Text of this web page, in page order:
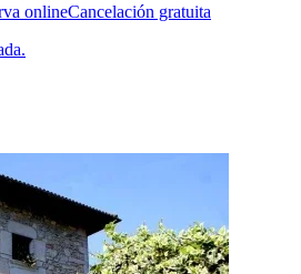
onlineCancelación gratuita